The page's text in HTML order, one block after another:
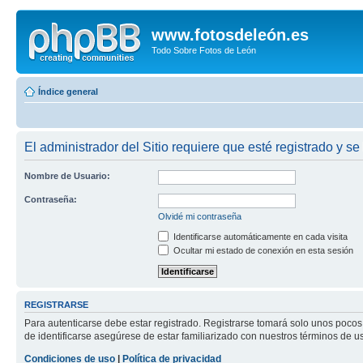
www.fotosdeleón.es
Todo Sobre Fotos de León
Índice general
El administrador del Sitio requiere que esté registrado y
Nombre de Usuario:
Contraseña:
Olvidé mi contraseña
Identificarse automáticamente en cada visita
Ocultar mi estado de conexión en esta sesión
REGISTRARSE
Para autenticarse debe estar registrado. Registrarse tomará solo unos
de identificarse asegúrese de estar familiarizado con nuestros términos de
Condiciones de uso
Política de privacidad